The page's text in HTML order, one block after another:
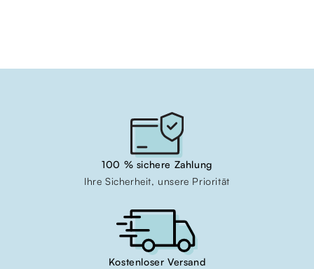
100 % sichere Zahlung
Ihre Sicherheit, unsere Priorität
Kostenloser Versand